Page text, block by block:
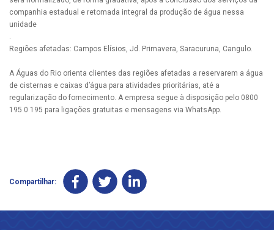
companhia estadual e retomada integral da produção de água nessa
unidade
.
Regiões afetadas: Campos Elísios, Jd. Primavera, Saracuruna, Cangulo.
A Águas do Rio orienta clientes das regiões afetadas a reservarem a água
de cisternas e caixas d’água para atividades prioritárias, até a
regularização do fornecimento. A empresa segue à disposição pelo 0800
195 0 195 para ligações gratuitas e mensagens via WhatsApp.
Compartilhar: